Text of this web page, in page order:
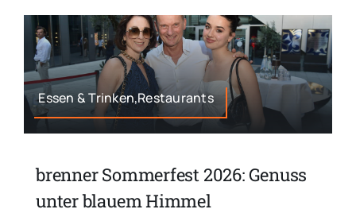
Essen & Trinken,Restaurants
brenner Sommerfest 2026: Genuss
unter blauem Himmel